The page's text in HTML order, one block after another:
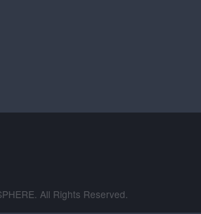
All Rights Reserved.